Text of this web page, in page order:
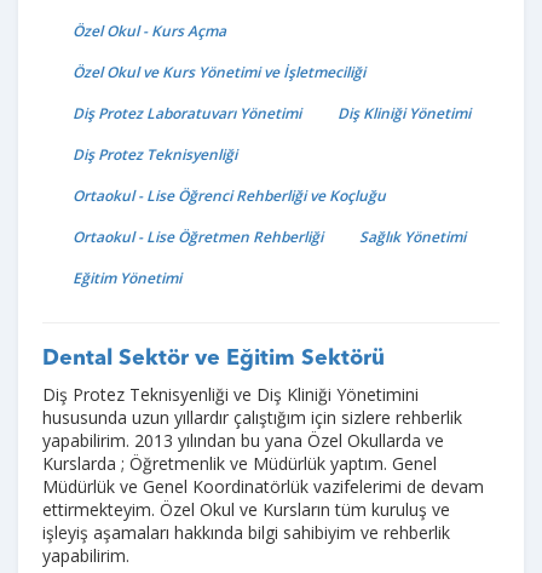
Özel Okul - Kurs Açma
Özel Okul ve Kurs Yönetimi ve İşletmeciliği
Diş Protez Laboratuvarı Yönetimi
Diş Kliniği Yönetimi
Diş Protez Teknisyenliği
Ortaokul - Lise Öğrenci Rehberliği ve Koçluğu
Ortaokul - Lise Öğretmen Rehberliği
Sağlık Yönetimi
Eğitim Yönetimi
Dental Sektör ve Eğitim Sektörü
Diş Protez Teknisyenliği ve Diş Kliniği Yönetimini
hususunda uzun yıllardır çalıştığım için sizlere rehberlik
yapabilirim. 2013 yılından bu yana Özel Okullarda ve
Kurslarda ; Öğretmenlik ve Müdürlük yaptım. Genel
Müdürlük ve Genel Koordinatörlük vazifelerimi de devam
ettirmekteyim. Özel Okul ve Kursların tüm kuruluş ve
işleyiş aşamaları hakkında bilgi sahibiyim ve rehberlik
yapabilirim.